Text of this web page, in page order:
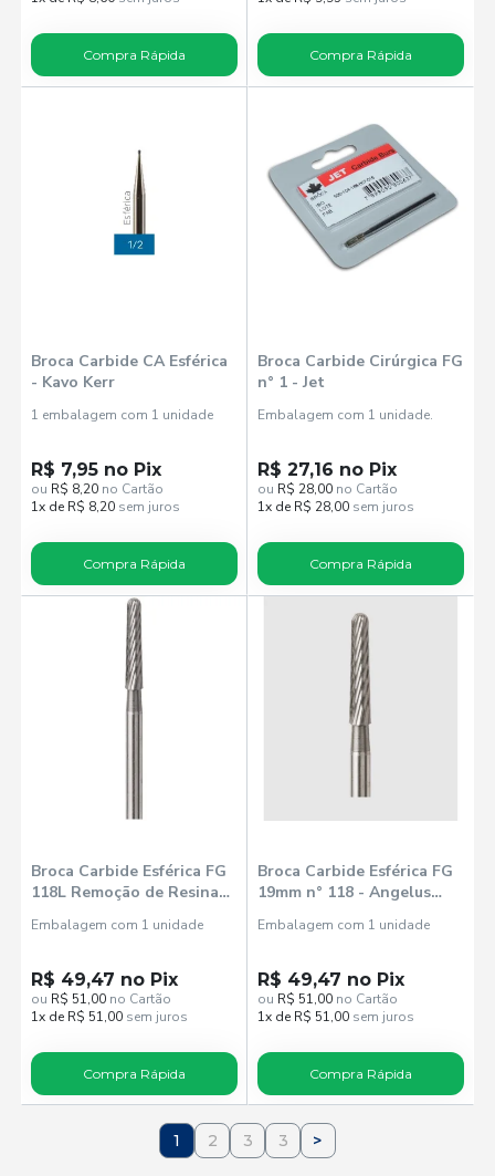
Compra Rápida Compra Rápida
Broca Carbide CA Esférica
- Kavo Kerr
1 embalagem com 1 unidade
R$ 7,95 no Pix
ou R$ 8,20 no Cartão
1x de R$ 8,20 sem juros
Compra Rápida
Broca Carbide Cirúrgica FG
n° 1 - Jet
Embalagem com 1 unidade.
R$ 27,16 no Pix
ou R$ 28,00 no Cartão
1x de R$ 28,00 sem juros
Compra Rápida
Broca Carbide Esférica FG
118L Remoção de Resina
Dental
Embalagem com 1 unidade
R$ 49,47 no Pix
ou R$ 51,00 no Cartão
1x de R$ 51,00 sem juros
Compra Rápida
Broca Carbide Esférica FG
19mm n° 118 - Angelus
Embalagem com 1 unidade
R$ 49,47 no Pix
ou R$ 51,00 no Cartão
1x de R$ 51,00 sem juros
Compra Rápida
1 2 3 3 >